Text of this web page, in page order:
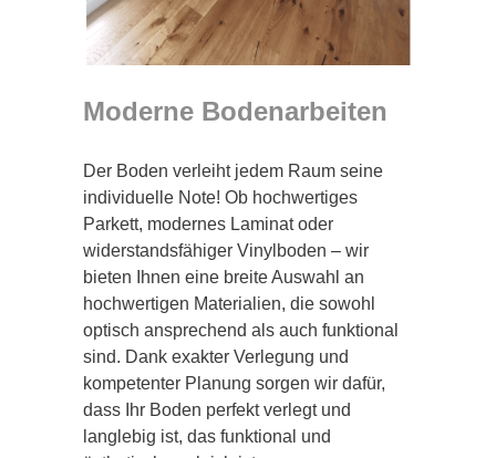
Moderne Bodenarbeiten
Der Boden verleiht jedem Raum seine
individuelle Note! Ob hochwertiges
Parkett, modernes Laminat oder
widerstandsfähiger Vinylboden – wir
bieten Ihnen eine breite Auswahl an
hochwertigen Materialien, die sowohl
optisch ansprechend als auch funktional
sind. Dank exakter Verlegung und
kompetenter Planung sorgen wir dafür,
dass Ihr Boden perfekt verlegt und
langlebig ist, das funktional und